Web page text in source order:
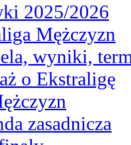
2025/2026
Mężczyzn
wyniki,
o Ekstraligę
zasadnicza